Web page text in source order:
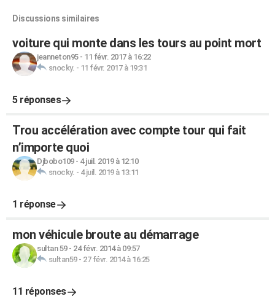
Discussions similaires
voiture qui monte dans les tours au point mort
jeanneton95- 11 févr. 2017 à 16:22
snocky. - 11 févr. 2017 à 19:31
5 réponses
Trou accélération avec compte tour qui fait
n’importe quoi
Djbobo109- 4 juil. 2019 à 12:10
snocky. - 4 juil. 2019 à 13:11
1 réponse
mon véhicule broute au démarrage
sultan 59- 24 févr. 2014 à 09:57
sultan59- 27 févr. 2014 à 16:25
11 réponses